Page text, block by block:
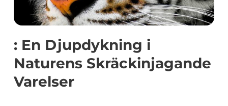
: En Djupdykning i
Naturens Skräckinjagande
Varelser